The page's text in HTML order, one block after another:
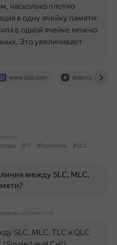
www.ixbt.com dzen.ru
насколько плотно
в одну ячейку памяти:
в одной ячейке можно
Это увеличивает
#IT #Различия
#SLC
между SLC, MLC,
неточности
SLC, MLC, TLC и QLC